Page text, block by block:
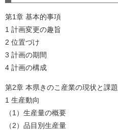
第1章 基本的事項
1 計画変更の趣旨
2 位置づけ
3 計画の期間
4 計画の構成
第2章 本県きのこ産業の現状と課題
1 生産動向
（1）生産量の概要
（2）品目別生産量